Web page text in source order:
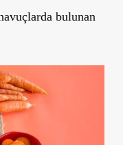
bulunan